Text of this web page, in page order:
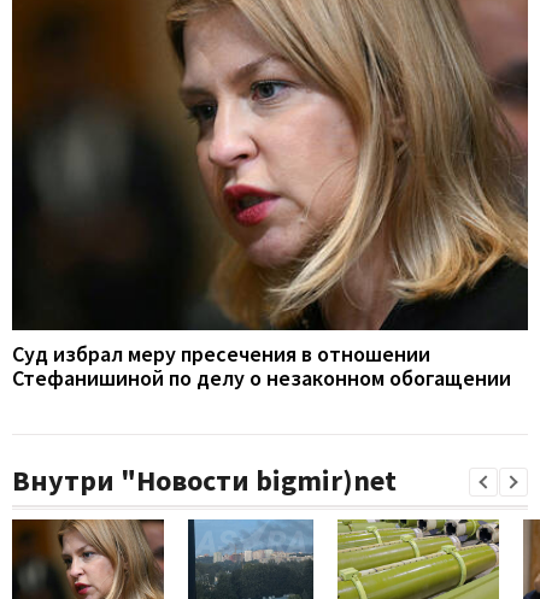
Суд избрал меру пресечения в отношении
Стефанишиной по делу о незаконном обогащении
Внутри "Новости bigmir)net